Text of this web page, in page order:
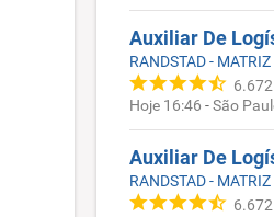
Auxiliar De
RANDSTAD - MATRIZ
6.672
Hoje 16:46 -São
RANDSTAD - MATRIZ
6.672